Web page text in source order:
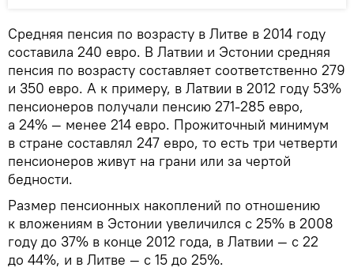
Средняя пенсия по возрасту в Литве в 2014 году
составила 240 евро. В Латвии и Эстонии средняя
пенсия по возрасту составляет соответственно 279
и 350 евро. А к примеру, в Латвии в 2012 году 53%
пенсионеров получали пенсию 271-285 евро,
а 24% — менее 214 евро. Прожиточный минимум
в стране составлял 247 евро, то есть три четверти
пенсионеров живут на грани или за чертой
бедности.
Размер пенсионных накоплений по отношению
к вложениям в Эстонии увеличился с 25% в 2008
году до 37% в конце 2012 года, в Латвии — с 22
до 44%, и в Литве — с 15 до 25%.